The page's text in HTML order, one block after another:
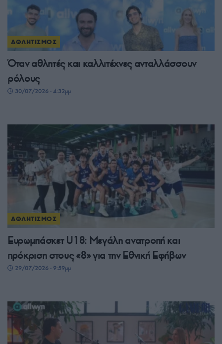
ΑΘΛΗΤΙΣΜΟΣ
Όταν αθλητές και καλλιτέχνες ανταλλάσσουν
ρόλους
30/07/2026 - 4:32μμ
ΑΘΛΗΤΙΣΜΟΣ
Ευρωμπάσκετ U18: Μεγάλη ανατροπή και
πρόκριση στους «8» για την Εθνική Εφήβων
29/07/2026 - 9:59μμ